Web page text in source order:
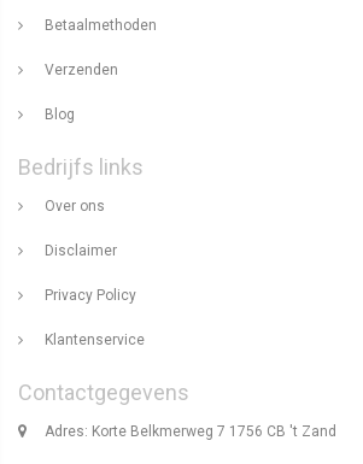
Betaalmethoden
Verzenden
Blog
Bedrijfs links
Over ons
Disclaimer
Privacy Policy
Klantenservice
Contactgegevens
Adres: Korte Belkmerweg 7 1756 CB 't Zand